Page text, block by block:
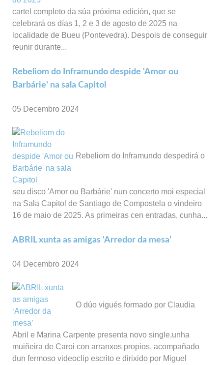
cartel completo da súa próxima edición, que se
celebrará os días 1, 2 e 3 de agosto de 2025 na
localidade de Bueu (Pontevedra). Despois de conseguir
reunir durante...
Rebeliom do Inframundo despide 'Amor ou
Barbárie' na sala Capitol
05 Decembro 2024
Rebeliom do Inframundo despedirá o
seu disco 'Amor ou Barbárie' nun concerto moi especial
na Sala Capitol de Santiago de Compostela o vindeiro
16 de maio de 2025. As primeiras cen entradas, cunha...
ABRIL xunta as amigas ‘Arredor da mesa’
04 Decembro 2024
O dúo vigués formado por Claudia
Abril e Marina Carpente presenta novo single,unha
muiñeira de Caroi con arranxos propios, acompañado
dun fermoso videoclip escrito e dirixido por Miguel